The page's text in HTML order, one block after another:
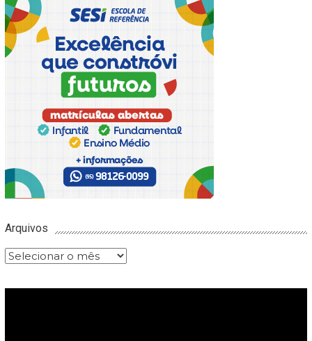
Arquivos
Arquivos